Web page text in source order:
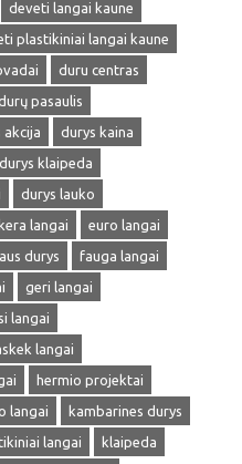
deveti langai kaune
plastikiniai langai kaune
duru centras
pasaulis
akcija
durys kaina
durys klaipeda
durys lauko
langai
euro langai
durys
fauga langai
geri langai
langai
langai
hermio projektai
langai
kambarines durys
langai
klaipeda